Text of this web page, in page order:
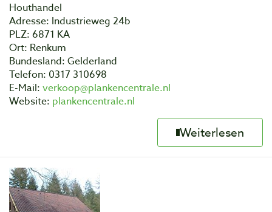
Houthandel
Adresse: Industrieweg 24b
PLZ: 6871 KA
Ort: Renkum
Bundesland: Gelderland
Telefon: 0317 310698
E-Mail: verkoop@plankencentrale.nl
Website: plankencentrale.nl
Weiterlesen